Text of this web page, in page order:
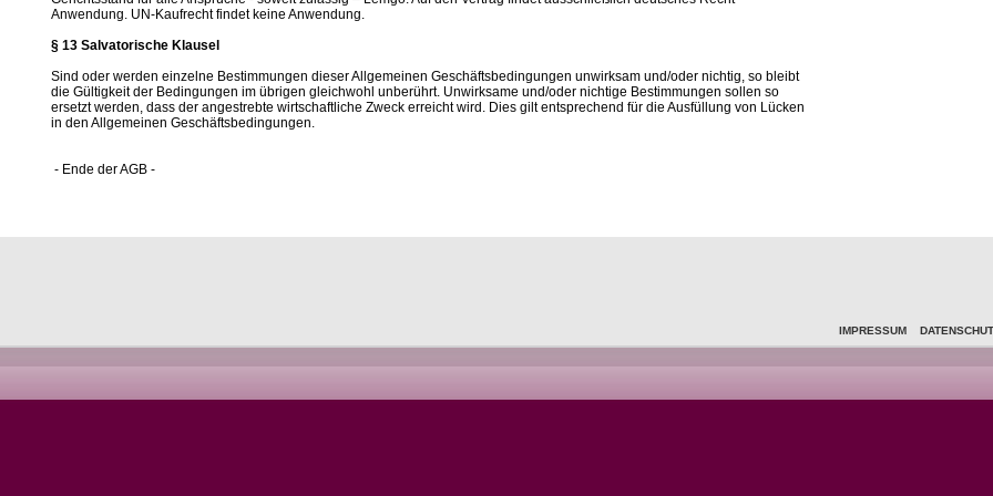
Anwendung. UN-Kaufrecht findet keine Anwendung.
§ 13 Salvatorische Klausel
Sind oder werden einzelne Bestimmungen dieser Allgemeinen Geschäftsbedingungen unwirksam und/oder nichtig, so bleibt
die Gültigkeit der Bedingungen im übrigen gleichwohl unberührt. Unwirksame und/oder nichtige Bestimmungen sollen so
ersetzt werden, dass der angestrebte wirtschaftliche Zweck erreicht wird. Dies gilt entsprechend für die Ausfüllung von Lücken
in den Allgemeinen Geschäftsbedingungen.
- Ende der AGB -
IMPRESSUM